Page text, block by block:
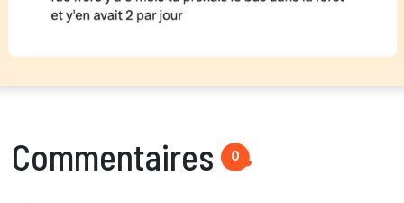
Commentaires 0